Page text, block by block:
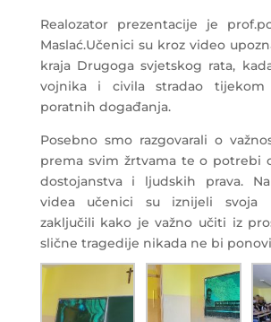
Realozator prezentacije je
Maslać.Učenici su kroz video
kraja Drugoga svjetskog rata,
vojnika i civila stradao tijekom
poratnih događanja.
Posebno smo razgovarali o
prema svim žrtvama te o potrebi
dostojanstva i ljudskih prava.
videa učenici su iznijeli svoja
zaključili kako je važno učiti iz
slične tragedije nikada ne bi